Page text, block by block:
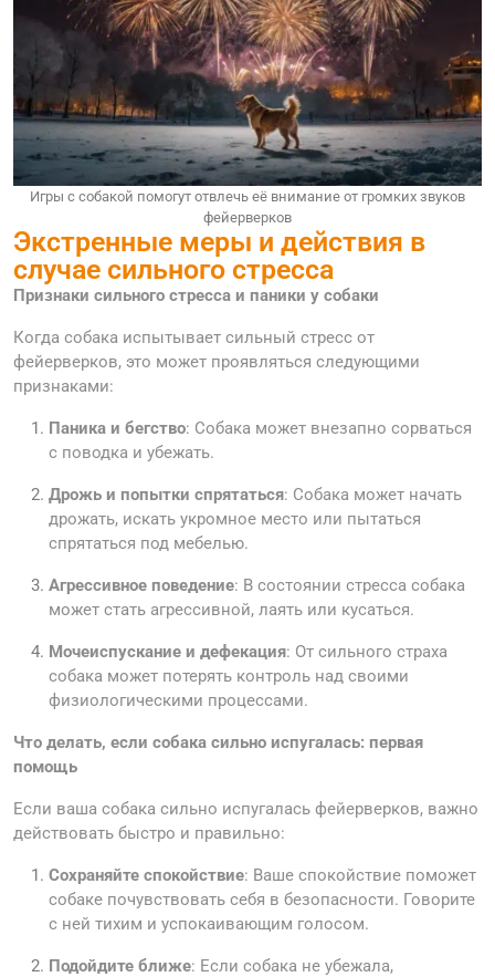
Игры с собакой помогут отвлечь её внимание от громких звуков
фейерверков
Экстренные меры и действия в
случае сильного стресса
Признаки сильного стресса и паники у собаки
Когда собака испытывает сильный стресс от
фейерверков, это может проявляться следующими
признаками:
Паника и бегство: Собака может внезапно сорваться
с поводка и убежать.
Дрожь и попытки спрятаться: Собака может начать
дрожать, искать укромное место или пытаться
спрятаться под мебелью.
Агрессивное поведение: В состоянии стресса собака
может стать агрессивной, лаять или кусаться.
Мочеиспускание и дефекация: От сильного страха
собака может потерять контроль над своими
физиологическими процессами.
Что делать, если собака сильно испугалась: первая
помощь
Если ваша собака сильно испугалась фейерверков, важно
действовать быстро и правильно:
Сохраняйте спокойствие: Ваше спокойствие поможет
собаке почувствовать себя в безопасности. Говорите
с ней тихим и успокаивающим голосом.
Подойдите ближе: Если собака не убежала,